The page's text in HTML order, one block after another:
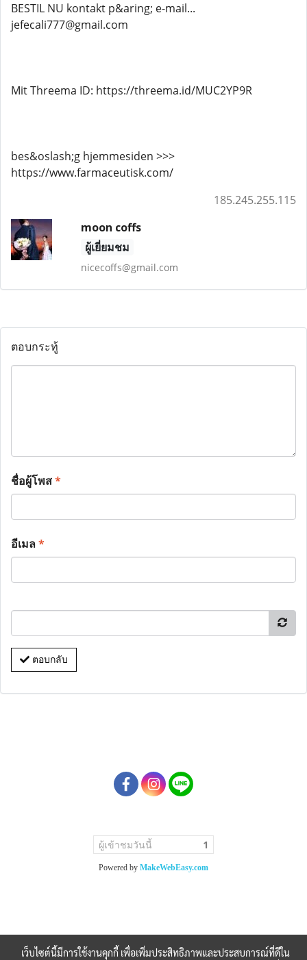
BESTIL NU kontakt p&aring; e-mail...
jefecali777@gmail.com
Mit Threema ID: https://threema.id/MUC2YP9R
bes&oslash;g hjemmesiden >>>
https://www.farmaceutisk.com/
185.245.255.115
moon coffs
ผู้เยี่ยมชม
nicecoffs@gmail.com
ตอบกระทู้
ชื่อผู้โพส*
อีเมล*
ตอบกลับ
ผู้เข้าชมวันนี้ 1
Powered by MakeWebEasy.com
เว็บไซต์นี้มีการใช้งานคุกกี้ เพื่อเพิ่มประสิทธิภาพและประสบการณ์ที่ดีใน